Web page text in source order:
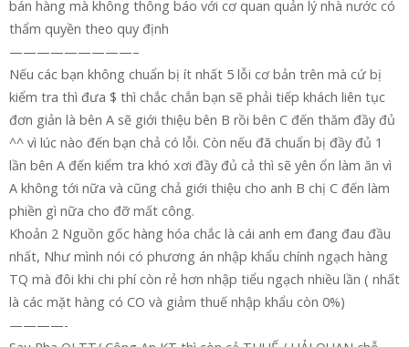
bán hàng mà không thông báo với cơ quan quản lý nhà nước có
thẩm quyền theo quy định
—————————–
Nếu các bạn không chuẩn bị ít nhất 5 lỗi cơ bản trên mà cứ bị
kiểm tra thì đưa $ thì chắc chắn bạn sẽ phải tiếp khách liên tục
đơn giản là bên A sẽ giới thiệu bên B rồi bên C đến thăm đầy đủ
^^ vì lúc nào đến bạn chả có lỗi. Còn nếu đã chuẩn bị đầy đủ 1
lần bên A đến kiểm tra khó xơi đầy đủ cả thì sẽ yên ổn làm ăn vì
A không tới nữa và cũng chả giới thiệu cho anh B chị C đến làm
phiền gì nữa cho đỡ mất công.
Khoản 2 Nguồn gốc hàng hóa chắc là cái anh em đang đau đầu
nhất, Như mình nói có phương án nhập khẩu chính ngạch hàng
TQ mà đôi khi chi phí còn rẻ hơn nhập tiểu ngạch nhiều lần ( nhất
là các mặt hàng có CO và giảm thuế nhập khẩu còn 0%)
————-